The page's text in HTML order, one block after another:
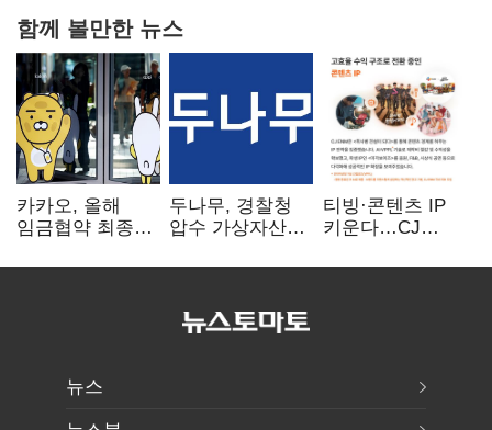
함께 볼만한 뉴스
카카오, 올해
임금협약 최종
인상·격려금
두나무, 경찰청
압수 가상자산
커스터디 사업
티빙·콘텐츠 IP
키운다…CJ
글로벌 확장 가속
뉴스